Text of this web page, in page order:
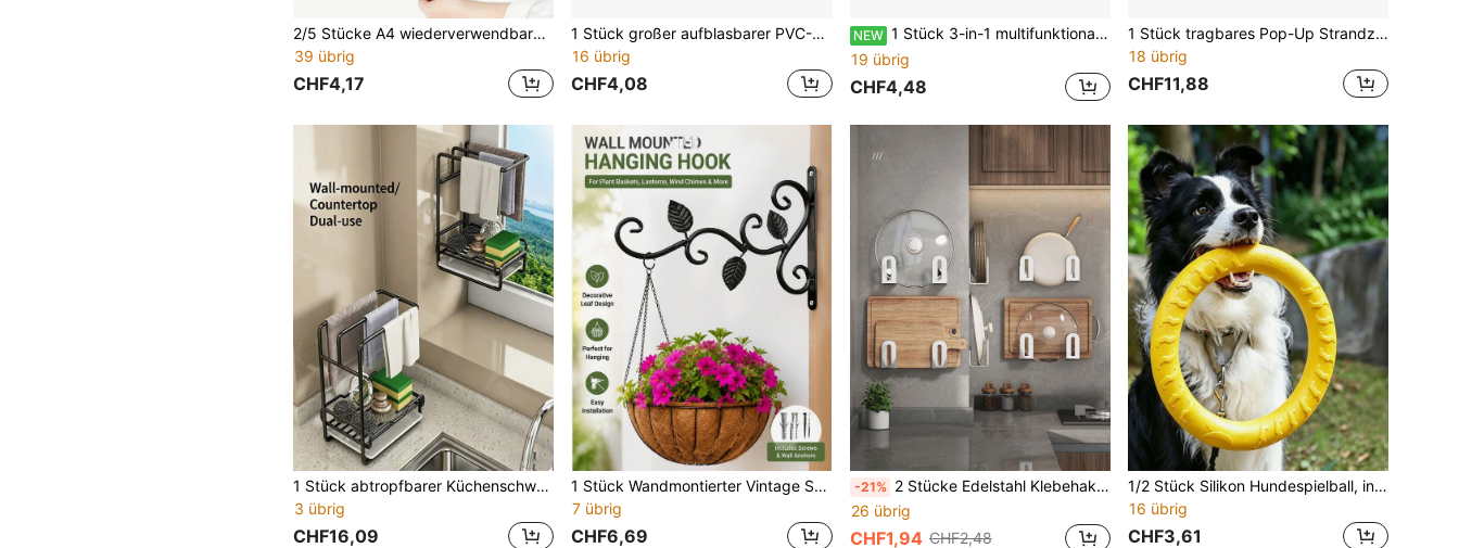
2/5 Stücke A4 wiederverwendbare wasserdichte PVC Magnet-Fotorahmen, selbstklebende Kunst-Anzeigerahmen, moderne schwarze Poster- & Zertifikatshalter, doppelseitige Wanddekoration, geeignet für Fotos, Gemälde, Skizzen, Zuhause, Büro, Klassenzimmer, Wohnheim Galeriewand
39 übrig
CHF4,17
1 Stück großer aufblasbarer PVC-Poolschwimmring, tropischer Zitronen- & Palmenblatt-Muster Wasserliege-Schlauch, bequemer U-förmiger Schwimmsitz, Sommer-Pool-Liege, geeignet für Strand, See, Resort, Urlaub, Poolparty, Wassersport, Outdoor-Schwimmzubehör
16 übrig
CHF4,08
NEW 1 Stück 3-in-1 multifunktionaler Dosenöffner, Edelstahl Küchenwerkzeug mit leichtem Griff, Flaschenöffner, Dosenöffner, Deckelentferner, manueller Drehverschlussöffner, ergonomisches Design, Geschenk für den täglichen Gebrauch beim Kochen zu Hause
19 übrig
CHF4,48
1 Stück tragbares Pop-Up Strandzelt, UV-beständiger Polyester Sonnenschutz, einfarbiges ovales Schnellöffnung Faltzelt mit Mesh-Fenster und Aufbewahrungstasche, winddichter Outdoor Sonnenschutz für Strand, Camping, Picknick, Reisen und Sommerurlaub
18 übrig
CHF11,88
1 Stück abtropfbarer Küchenschwammhalter, wandmontierter Seifenhalter ohne Bohren für die Arbeitsplatte, multifunktionaler Spülbecken-Organizer mit Besteckhalter, Abtropfschale und Handtuchstange, Küchen- und Badezimmer-Arbeitsplatten-Organizer für Reinigungsmittel, Haushalts- und Wohnungs- und Wohnheim-Essentials
3 übrig
CHF16,09
1 Stück Wandmontierter Vintage Schwarzer Metall Pflanzenhaken Halter, dekorativer Blumenkorb Halter mit Blattmuster, industrieller nordischer Stil Wandregal, geeignet für Garten, Balkon, Hof, Wohnzimmer, Schlafzimmer, Eingangsbereich Heimdekoration, Innen- und Außenpflanzen Aufbewahrungsregal
7 übrig
CHF6,69
-21% 2 Stücke Edelstahl Klebehaken, Aufhängungshaken ohne Bohren mit Kleber, multifunktionaler Küchen- und Badezimmer-Organizer für Topfdeckel, Handtücher, Kleidung, Hüte, Körbe, platzsparender Aufbewahrungsständer, moderne Heimorganisations-Accessoires
26 übrig
CHF1,94 CHF2,48
1/2 Stück Silikon Hundespielball, interaktives Welpentrainings-Kauspielzeug, weiche flexible Haustier-Flugscheibe, geeignet für kleine, mittlere und große Hunde, Indoor- und Outdoor-Bewegungsspielzeug, Hundetraining-Zubehör, Haustier-Aktivitäts-Apportier-Zubehör
16 übrig
CHF3,61